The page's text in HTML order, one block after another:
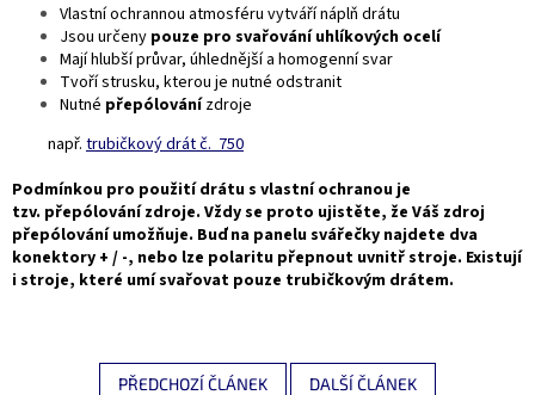
Vlastní ochrannou atmosféru vytváří náplň drátu
Jsou určeny pouze pro svařování uhlíkových ocelí
Mají hlubší průvar, úhlednější a homogenní svar
Tvoří strusku, kterou je nutné odstranit
Nutné přepólovánízdroje
např. trubičkový drát č. 750
Podmínkou pro použití drátu s vlastní ochranou je
tzv. přepólování zdroje. Vždy se proto ujistěte, že Váš zdroj
přepólování umožňuje. Buď na panelu svářečky najdete dva
konektory + / -, nebo lze polaritu přepnout uvnitř stroje. Existují
i stroje, které umí svařovat pouze trubičkovým drátem.
PŘEDCHOZÍ ČLÁNEK DALŠÍ ČLÁNEK